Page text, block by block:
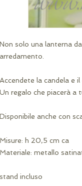
Non solo una lanterna
arredamento.
Accendete la candela e
Un regalo che piacerà a
Disponibile anche con
Misure: h 20,5 cm ca
Materiale: metallo
stand incluso